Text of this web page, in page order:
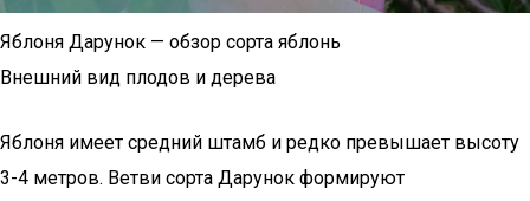
Яблоня Дарунок — обзор сорта яблонь
Внешний вид плодов и дерева
Яблоня имеет средний штамб и редко превышает высоту
3-4 метров. Ветви сорта Дарунок формируют